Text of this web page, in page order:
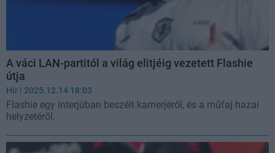
A váci LAN-partitól a világ elitjéig vezetett Flashie
útja
Hír | 2025.12.14 18:03
Flashie egy interjúban beszélt karrierjéről, és a műfaj hazai
helyzetéről.